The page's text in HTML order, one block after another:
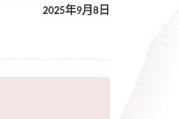
2025年9月 8日